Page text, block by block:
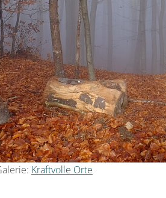
Kraftvolle Orte